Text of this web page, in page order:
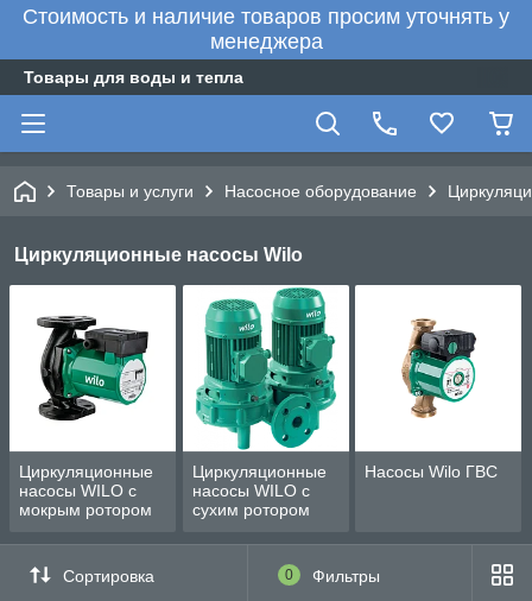
Стоимость и наличие товаров просим уточнять у
менеджера
Товары для воды и тепла
Товары и услуги Насосное оборудование
Циркуляционные насосы Wilo
Циркуляционные
насосы WILO с
мокрым ротором
Циркуляционные
насосы WILO с
сухим ротором
Насосы Wilo ГВС
Сортировка 0 Фильтры